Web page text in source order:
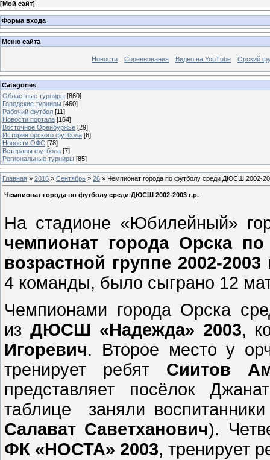
[Мой сайт]
Форма входа
Меню сайта
Новости Соревнования Видео на YouTube Орский
Categories
Областные турниры [860]
Городские турниры [460]
Рабочий футбол [11]
Новости портала [164]
Восточное Оренбуржье [29]
История орского футбола [6]
Новости ОФС [78]
Ветераны футбола [7]
Региональные турниры [85]
Главная » 2016 » Сентябрь » 26 » Чемпионат города по футболу среди ДЮСШ 2002-
Чемпионат города по футболу среди ДЮСШ 2002-2003 г.р.
На стадионе «Юбилейный»
чемпионат города Орска
возрастной группе 2002-2003
4 команды, было сыграно 12
Чемпионами города Орска
из ДЮСШ «Надежда» 2003,
Игоревич. Второе место у
тренирует ребят Сиитов
представляет посёлок
таблице заняли
Салават Саветханович).
ФК «НОСТА» 2003, тренирует